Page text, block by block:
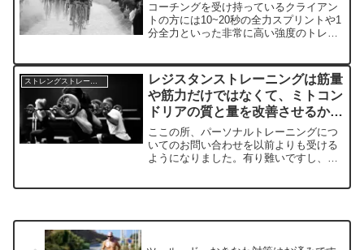
コーチングを受け持っているクライアン
トの方には10~20秒の全力スプリントや1
分全力といった非常に高い強度のトレー
割合は異なりますが例外はありません。
ヒルクライムやTT...
ストレングストレーニング
レジスタンストレーニングは筋量
や筋力だけではなくて、ミトコン
ドリアの質と量を改善させるかも
というお話し
ここの所、パーソナルトレーニングにつ
いてのお問い合わせを以前よりも受ける
ようになりました。有り難いですし、エ